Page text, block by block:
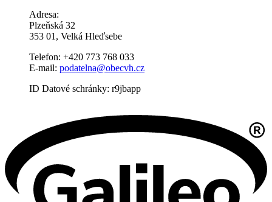
Adresa:
Plzeňská 32
353 01, Velká Hleďsebe
Telefon: +420 773 768 033
E-mail: podatelna@obecvh.cz
ID Datové schránky: r9jbapp